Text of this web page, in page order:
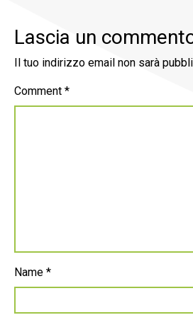
Lascia un
Il tuo indirizzo email non sarà
Comment *
Name *